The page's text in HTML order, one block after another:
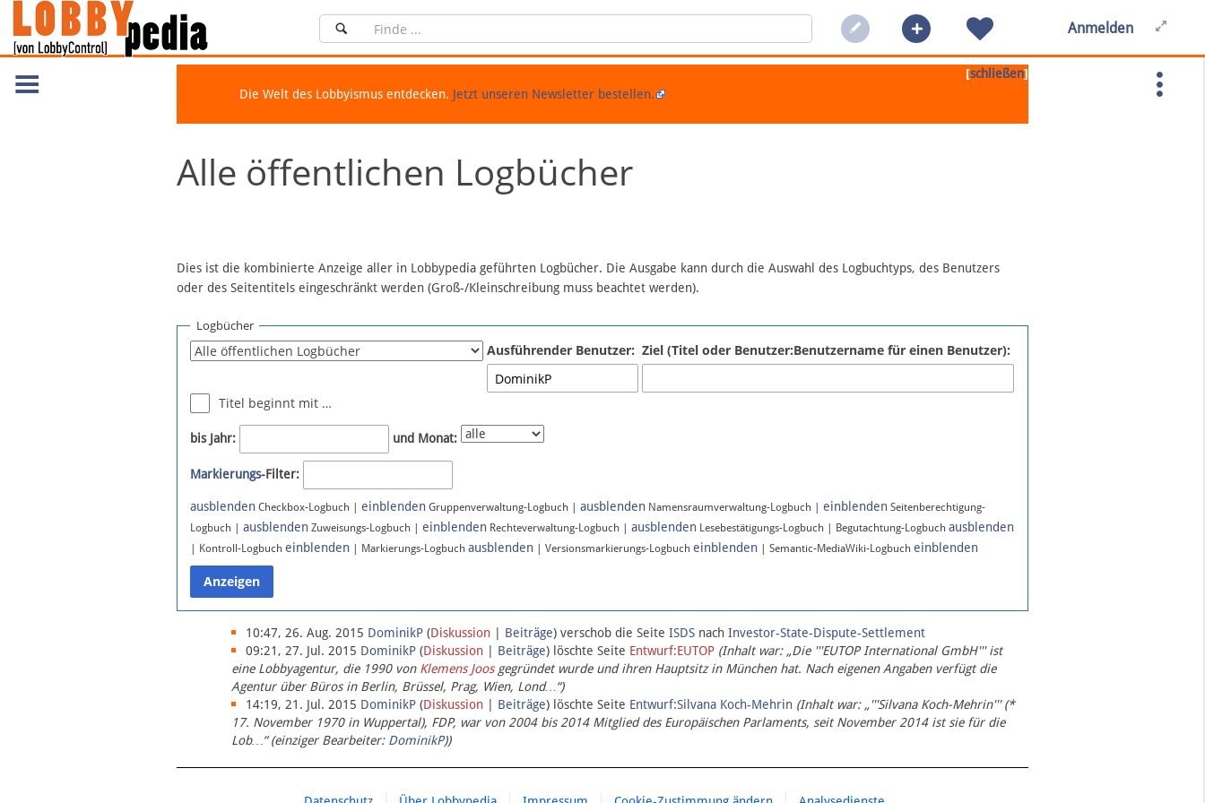
Anmelden
[schließen]
Die Welt des Lobbyismus entdecken. Jetzt unseren Newsletter bestellen.
Alle öffentlichen Logbücher
Dies ist die kombinierte Anzeige aller in Lobbypedia geführten Logbücher. Die Ausgabe kann durch die Auswahl des Logbuchtyps, des Benutzers
oder des Seitentitels eingeschränkt werden (Groß-/Kleinschreibung muss beachtet werden).
Logbücher
Ausführender Benutzer: Ziel (Titel oder Benutzer:Benutzername für einen Benutzer):
Titel beginnt mit …
bis Jahr: und Monat:
Markierungs-Filter:
ausblenden Checkbox-Logbuch | einblenden Gruppenverwaltung-Logbuch | ausblenden Namensraumverwaltung-Logbuch | einblenden Seitenberechtigung-
Logbuch | ausblenden Zuweisungs-Logbuch | einblenden Rechteverwaltung-Logbuch | ausblenden Lesebestätigungs-Logbuch | Begutachtung-Logbuch ausblenden
| Kontroll-Logbuch einblenden | Markierungs-Logbuch ausblenden | Versionsmarkierungs-Logbuch einblenden | Semantic-MediaWiki-Logbuch einblenden
10:47, 26. Aug. 2015 DominikP (Diskussion | Beiträge) verschob die Seite ISDS nach Investor-State-Dispute-Settlement
09:21, 27. Jul. 2015 DominikP (Diskussion | Beiträge) löschte Seite Entwurf:EUTOP (Inhalt war: „Die '''EUTOP International GmbH''' ist
eine Lobbyagentur, die 1990 von Klemens Joosgegründet wurde und ihren Hauptsitz in München hat. Nach eigenen Angaben verfügt die
Agentur über Büros in Berlin, Brüssel, Prag, Wien, Lond…“)
14:19, 21. Jul. 2015 DominikP (Diskussion | Beiträge) löschte Seite Entwurf:Silvana Koch-Mehrin (Inhalt war: „'''Silvana Koch-Mehrin''' (*
17. November 1970 in Wuppertal), FDP, war von 2004 bis 2014 Mitglied des Europäischen Parlaments, seit November 2014 ist sie für die
Lob…“ (einziger Bearbeiter: DominikP))